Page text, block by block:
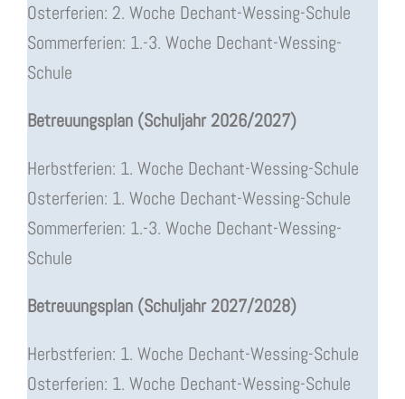
Osterferien: 2. Woche Dechant-Wessing-Schule
Sommerferien: 1.-3. Woche Dechant-Wessing-
Schule
Betreuungsplan (Schuljahr 2026/2027)
Herbstferien: 1. Woche Dechant-Wessing-Schule
Osterferien: 1. Woche Dechant-Wessing-Schule
Sommerferien: 1.-3. Woche Dechant-Wessing-
Schule
Betreuungsplan (Schuljahr 2027/2028)
Herbstferien: 1. Woche Dechant-Wessing-Schule
Osterferien: 1. Woche Dechant-Wessing-Schule